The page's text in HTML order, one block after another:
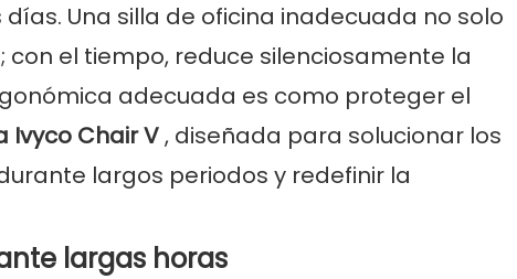
Una silla de oficina inadecuada no solo
el tiempo, reduce silenciosamente la
adecuada es como proteger el
Ivyco Chair V, diseñada para solucionar los
largos periodos y redefinir la
largas horas